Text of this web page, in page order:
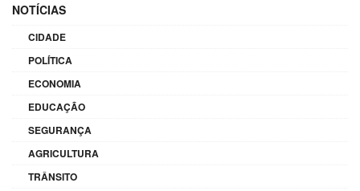
NOTÍCIAS
CIDADE
POLÍTICA
ECONOMIA
EDUCAÇÃO
SEGURANÇA
AGRICULTURA
TRÂNSITO